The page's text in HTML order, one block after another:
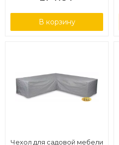
В корзину
Чехол для садовой мебели